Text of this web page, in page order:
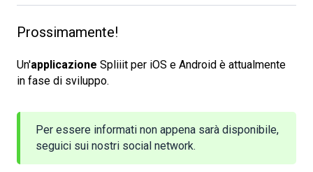
Prossimamente!
Un'applicazione Spliiit per iOS e Android è attualmente
in fase di sviluppo.
Per essere informati non appena sarà disponibile,
seguici sui nostri social network.